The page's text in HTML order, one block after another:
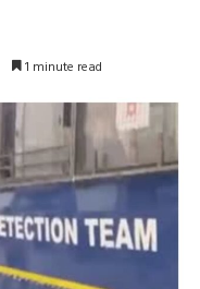
1 minute read